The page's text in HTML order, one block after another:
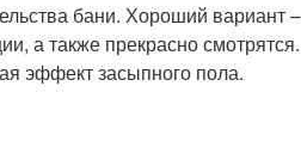
бани. Хороший вариант
а также прекрасно
эффект засыпного пола.